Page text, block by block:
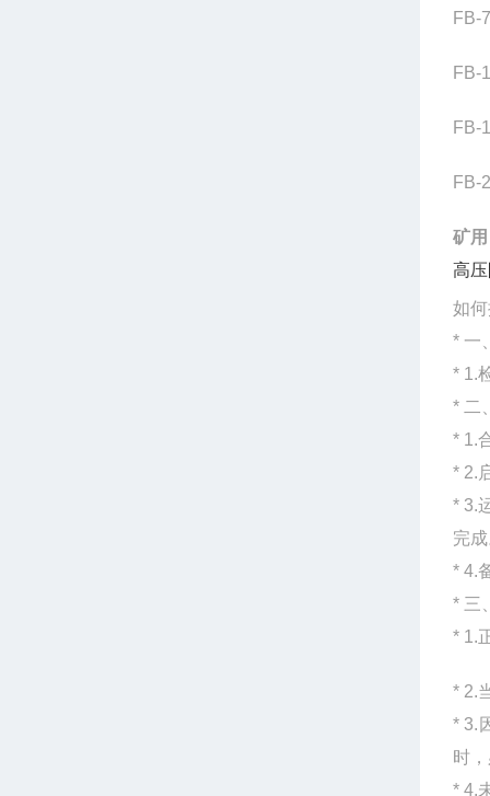
FB-
FB-
FB-
FB-
矿用
高
如
* 一
* 1.
* 二
* 1.
* 2.
* 3.
完
* 4.
* 三
* 1.
* 2.
* 3.
时
* 4.